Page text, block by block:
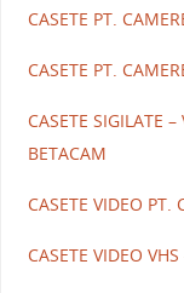
CASETE PT.
CASETE PT.
CASETE SIGILATE
BETACAM
CASETE VIDEO PT.
CASETE VIDEO